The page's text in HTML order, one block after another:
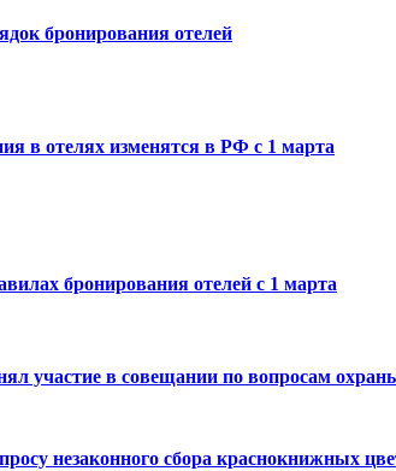
бронирования отелей
в отелях изменятся в РФ с 1 марта
бронирования отелей с 1 марта
участие в совещании по вопросам
незаконного сбора краснокнижных